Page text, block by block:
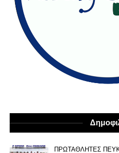
ΠΡΩΤΑΘΛΗΤΕΣ